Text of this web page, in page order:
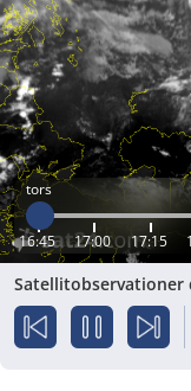
tors
16:45 17:00 17:15
Satellitobservationer